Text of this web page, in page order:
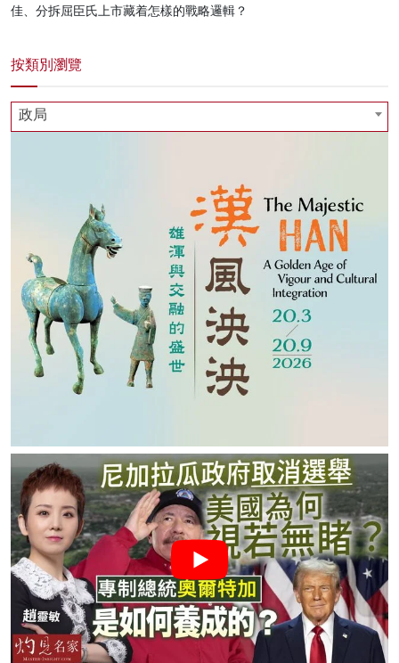
佳、分拆屈臣氏上市藏着怎樣的戰略邏輯？
按類別瀏覽
政局